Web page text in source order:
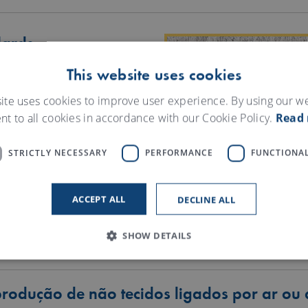
com a aplicação de
os ligadores químicos
fibras adjacentes umas
lado, o aplicador, que
uniformemente na
de secagem são
passa por um secador
Omega e, finalmente, por
armazenamento.
de não tecidos ligados por ar ou
This website uses cookies
uses cookies to improve user experience. By using our
to all cookies in accordance with our Cookie Policy.
STRICTLY NECESSARY PERFORMANCE
ACCEPT ALL DECLINE ALL
SHOW DETAILS
Strictly necessary Performance Functionality